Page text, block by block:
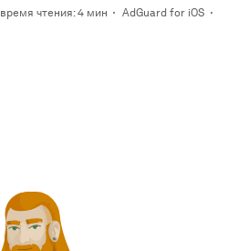
время чтения: 4 мин
AdGuard for iOS